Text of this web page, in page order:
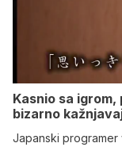
Kasnio sa
bizarno
Japanski